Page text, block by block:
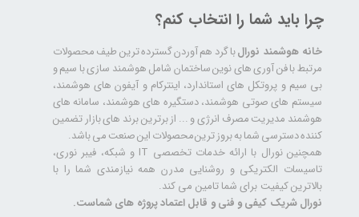
چرا باید شما را انتخاب کنم؟
خانه هوشمند نورالبا گرد هم آوردن گسترده ترین طیف محصولات
مرتبط با فن آوری های نوین ساختمان شامل هوشمند سازی با سیم و
بی سیم و پروتکل های استاندارد، اینترکام و آیفون های هوشمند،
سیستم های صوتی هوشمند، دستگیره های هوشمند، سامانه های
هوشمند مدیریت مصرف انرژی و ... از برترین برند های بازار تضمین
کننده دسترسی شما به بروز ترین محصولات این صنعت می باشد.
همچنین نورال با ارائه خدمات تخصصی IT و شبکه، فیبر نوری،
تاسیسات الکتریکی و روشنایی مدرن همه نیازمندی شما را با
بالاترین کیفیت برای شما تامین می کند.
نورال شریک کیفی و فنی و قابل اعتماد پروژه های شماست.